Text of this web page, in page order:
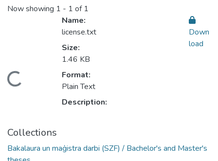
Now showing 1 - 1 of 1
Name:
license.txt
Size:
1.46 KB
Format:
Plain Text
Description:
Down
load
Collections
Bakalaura un maģistra darbi (SZF) / Bachelor's and Master's